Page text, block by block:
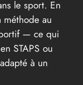
le sport. En
au
— ce qui
STAPS ou
à un